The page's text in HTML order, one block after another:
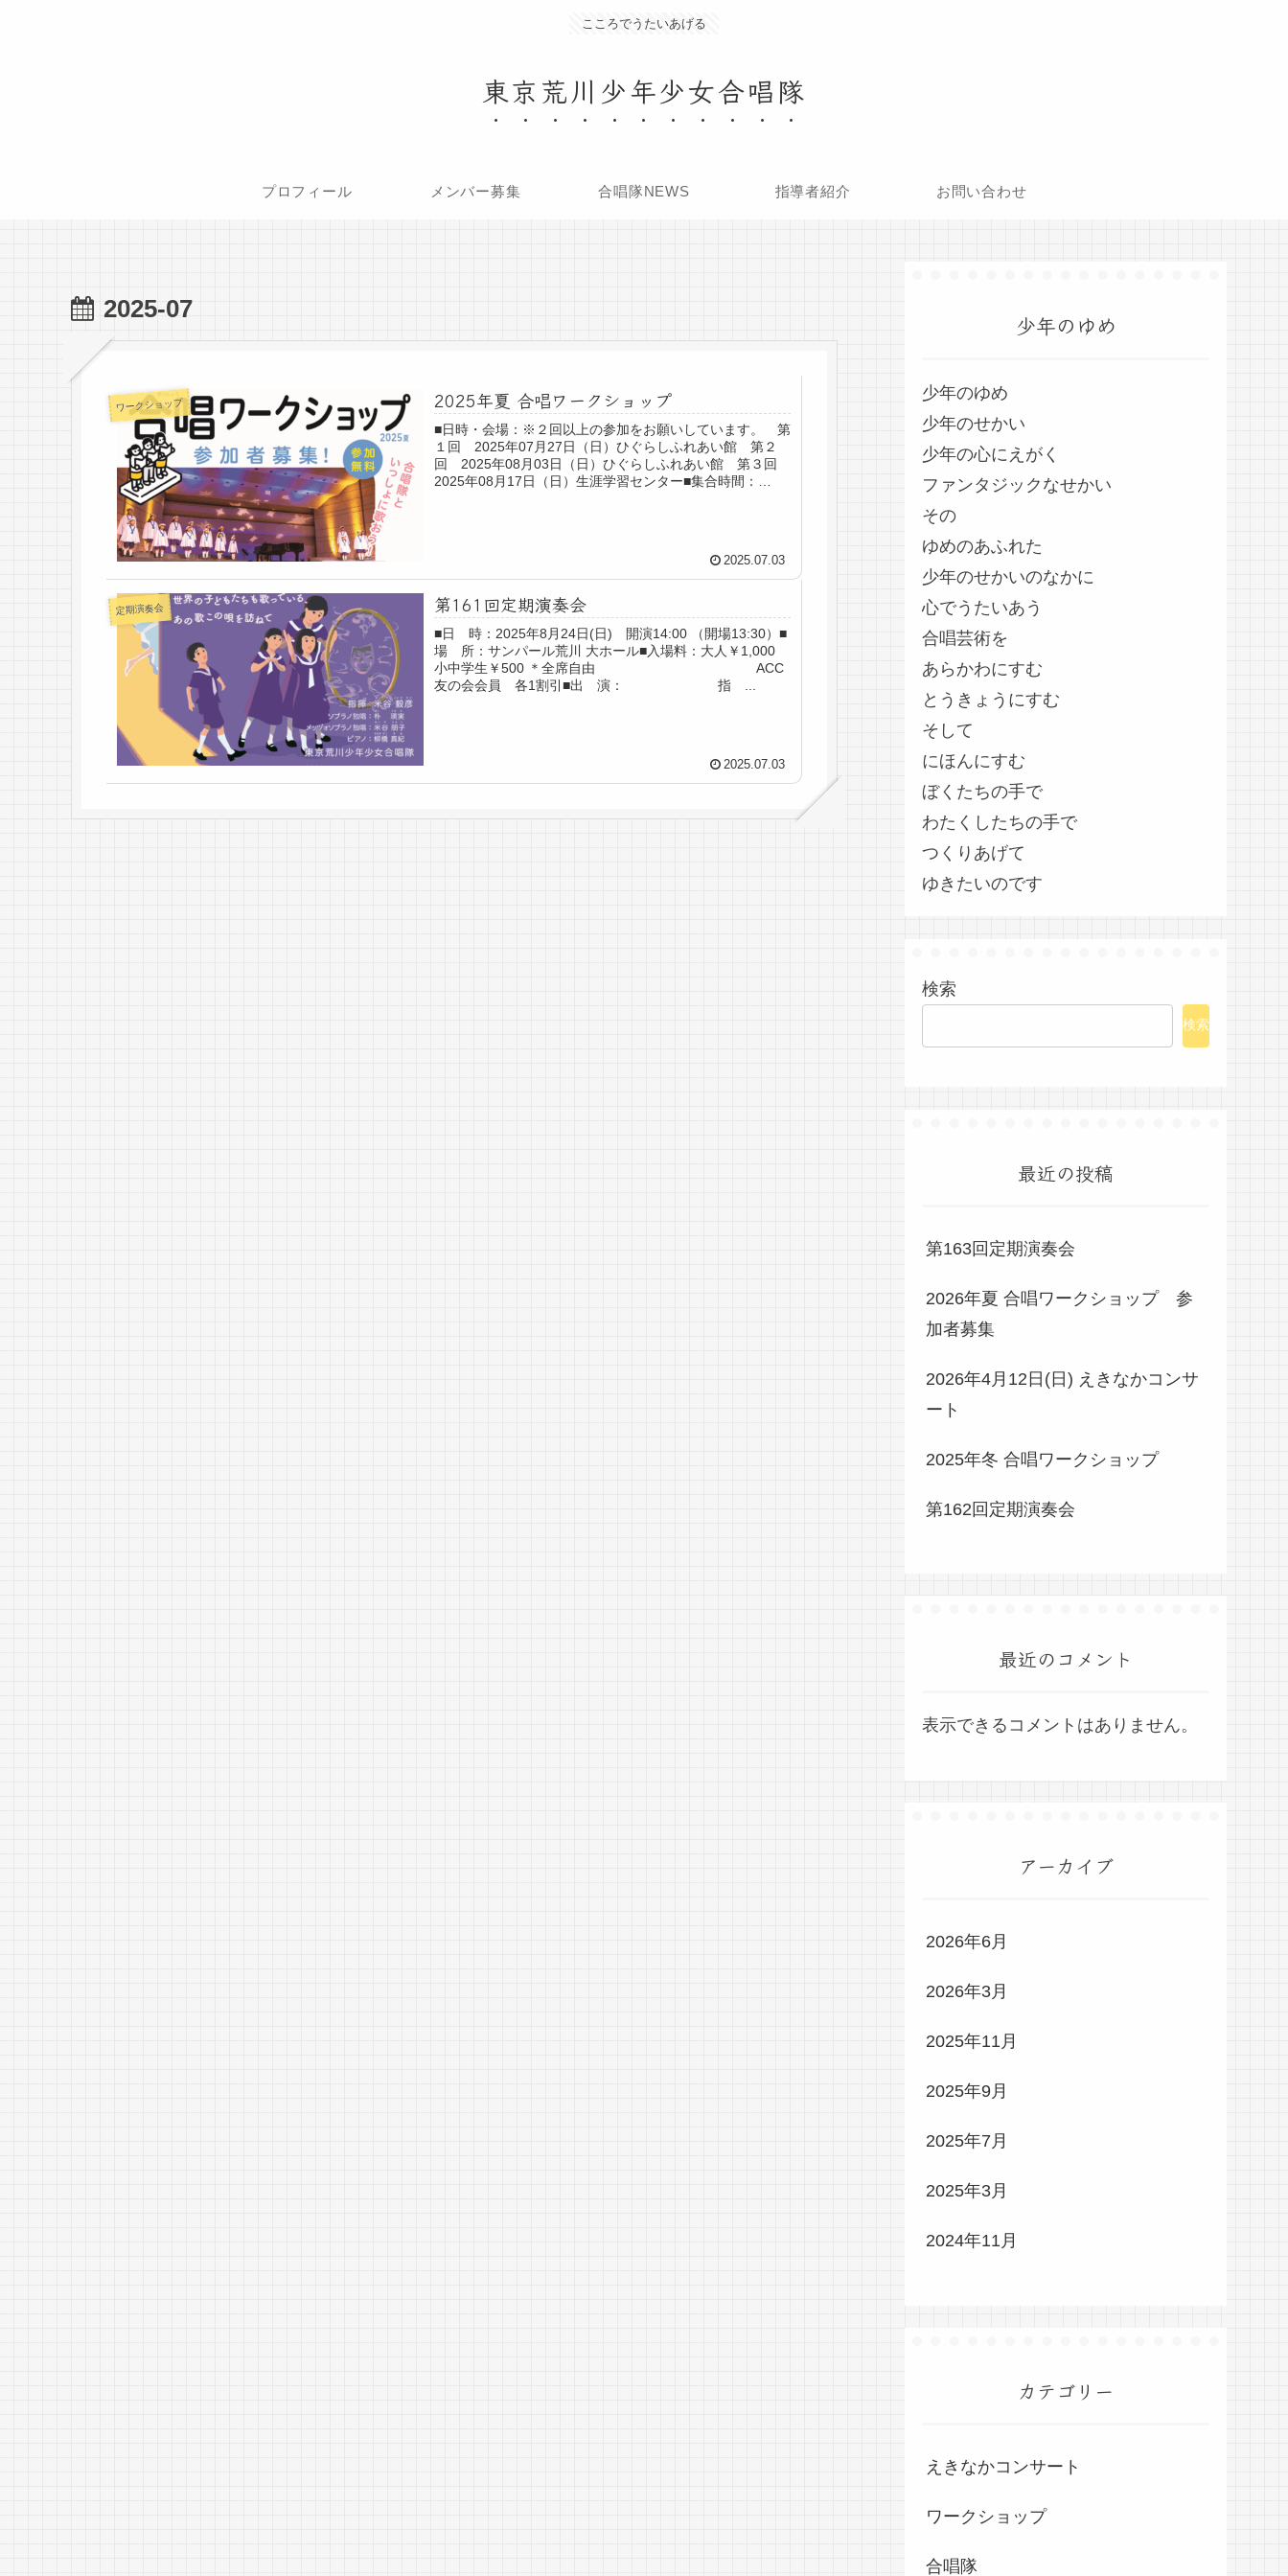
こころでうたいあげる
東京荒川少年少女合唱隊
プロフィール メンバー募集 合唱隊NEWS 指導者紹介 お問い合わせ
2025-07
ワークショップ 2025年夏 合唱ワークショップ
■日時・会場：※２回以上の参加をお願いしています。 第
１回 2025年07月27日（日）ひぐらしふれあい館 第２
回 2025年08月03日（日）ひぐらしふれあい館 第３回
2025年08月17日（日）生涯学習センター■集合時間：
2025.07.03
定期演奏会 第161回定期演奏会
■日 時：2025年8月24日(日) 開演14:00 （開場13:30）■
場 所：サンパール荒川 大ホール■入場料：大人￥1,000
小中学生￥500 ＊全席自由 ACC
友の会会員 各1割引■出 演： 指 ...
2025.07.03
少年のゆめ
少年のゆめ
少年のせかい
少年の心にえがく
ファンタジックなせかい
その
ゆめのあふれた
少年のせかいのなかに
心でうたいあう
合唱芸術を
あらかわにすむ
とうきょうにすむ
そして
にほんにすむ
ぼくたちの手で
わたくしたちの手で
つくりあげて
ゆきたいのです
検索
検索
最近の投稿
第163回定期演奏会
2026年夏 合唱ワークショップ 参
加者募集
2026年4月12日(日) えきなかコンサ
ート
2025年冬 合唱ワークショップ
第162回定期演奏会
最近のコメント
表示できるコメントはありません。
アーカイブ
2026年6月
2026年3月
2025年11月
2025年9月
2025年7月
2025年3月
2024年11月
カテゴリー
えきなかコンサート
ワークショップ
合唱隊